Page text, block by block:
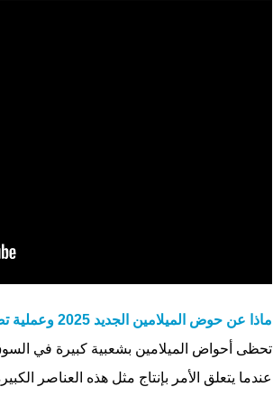
ماذا عن حوض الميلامين الجديد 2025 وعملية تصنيعه؟
تحظى أحواض الميلامين بشعبية كبيرة في
عندما يتعلق الأمر بإنتاج مثل هذه العناصر